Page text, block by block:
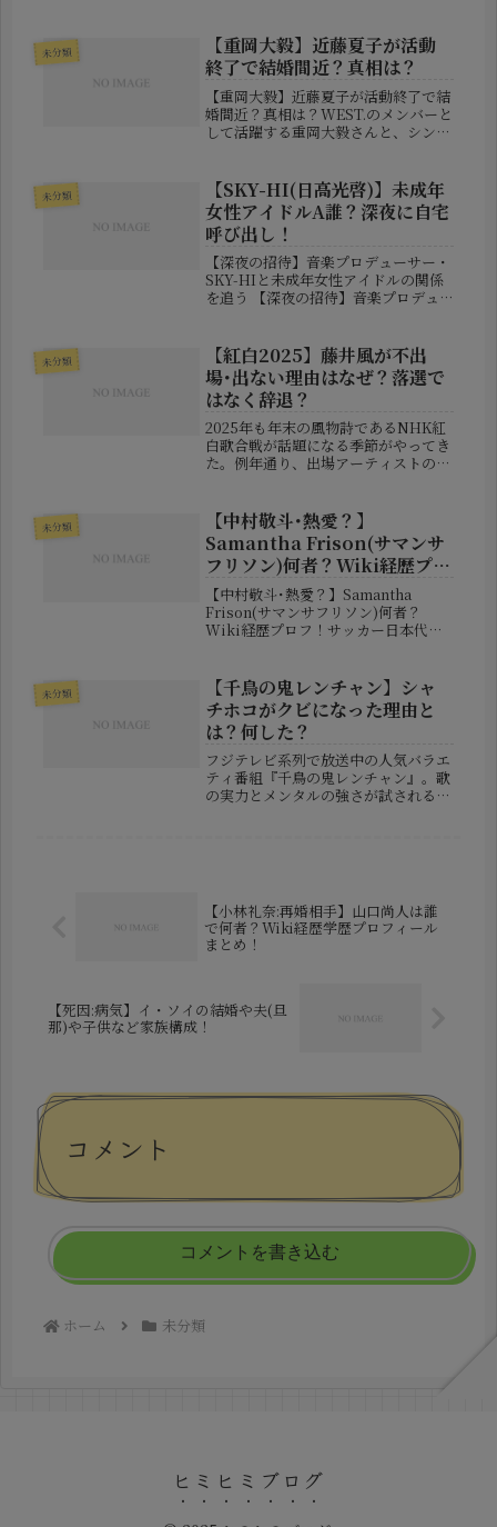
感を高めています。そんな彼の野球人
生を陰で支えるのが、妻と家族の存...
未分類
【重岡大毅】近藤夏子が活動
終了で結婚間近？真相は？
【重岡大毅】近藤夏子が活動終了で結
婚間近？真相は？WEST.のメンバーと
して活躍する重岡大毅さんと、シンガ
は？」という声が浮上しています。き
っかけとなったのは、近藤夏子さん...
未分類
【SKY-HI(日高光啓)】未成年
女性アイドルA誰？深夜に自宅
呼び出し！
【深夜の招待】音楽プロデューサー・
SKY-HIと未成年女性アイドルの関係
を追う 【深夜の招待】音楽プロデュ
ループ「AAA」の元メンバーであり、
現在は音楽プロデューサーお...
未分類
【紅白2025】藤井風が不出
場･出ない理由はなぜ？落選で
はなく辞退？
2025年も年末の風物詩であるNHK紅
白歌合戦が話題になる季節がやってき
た。例年通り、出場アーティストの発
声がネットを賑わせている。しかし、
その中で異彩を放っているのが、藤...
未分類
【中村敬斗･熱愛？】
Samantha Frison(サマンサ
フリソン)何者？Wiki経歴プロ
フ！
【中村敬斗･熱愛？】Samantha
Frison(サマンサフリソン)何者？
Wiki経歴プロフ！サッカー日本代表
手です。ヨーロッパで活躍する若きア
タッカーということもあり、...
未分類
【千鳥の鬼レンチャン】シャ
チホコがクビになった理由と
は？何した？
フジテレビ系列で放送中の人気バラエ
ティ番組『千鳥の鬼レンチャン』。歌
の実力とメンタルの強さが試されるこ
【小林礼奈:再婚相手】山口尚人は誰
で何者？Wiki経歴学歴プロフィール
まとめ！
【死因:病気】イ・ソイの結婚や夫(旦
那)や子供など家族構成！
コメント
コメントを書き込む
ホーム 未分類
ヒミヒミブログ